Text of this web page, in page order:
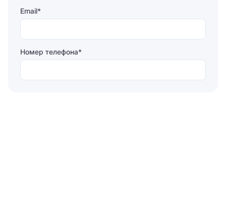
Email*
Номер телефона*